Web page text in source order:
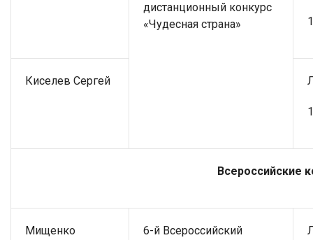
дистанционный конкурс
«Чудесная страна»
Киселев Сергей
Всероссийские
Мищенко
6-й Всероссийский